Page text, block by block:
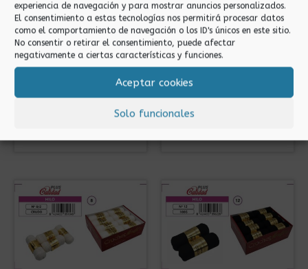
experiencia de navegación y para mostrar anuncios personalizados.
El consentimiento a estas tecnologías nos permitirá procesar datos
como el comportamiento de navegación o los ID's únicos en este sitio.
No consentir o retirar el consentimiento, puede afectar
negativamente a ciertas características y funciones.
Aceptar cookies
Solo funcionales
COLOR200 CROCHET
Crochet
COLOR 125 100%